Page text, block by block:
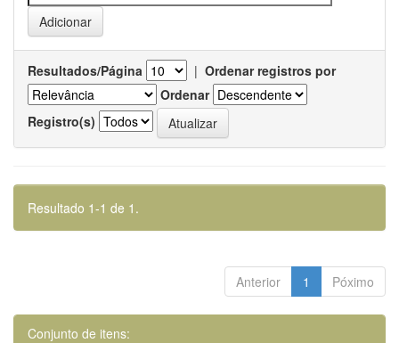
Resultados/Página | Ordenar registros por
Ordenar
Registro(s)
Resultado 1-1 de 1.
Anterior 1 Póximo
Conjunto de itens: